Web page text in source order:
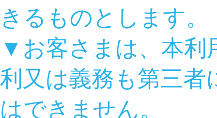
きるものとします。
▼お客さまは、本利
利又は義務も第三者
はできません。